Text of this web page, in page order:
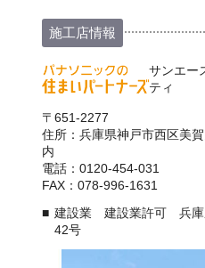
施工店情報
サンエー
ティ
〒651-2277
住所：兵庫県神戸市西区美
内
電話：0120-454-031
FAX：078-996-1631
建設業 建設業許可 兵庫
42号